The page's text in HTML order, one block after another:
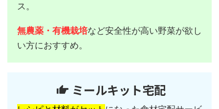
ス。
無農薬・有機栽培など安全性が高い野菜が欲し
い方におすすめ。
ミールキット宅配